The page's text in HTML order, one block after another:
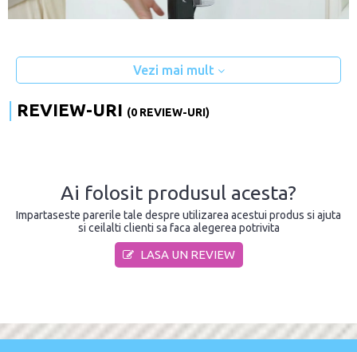
Vezi mai mult
REVIEW-URI (0 REVIEW-URI)
Ai folosit produsul acesta?
Impartaseste parerile tale despre utilizarea acestui produs si ajuta
si ceilalti clienti sa faca alegerea potrivita
LASA UN REVIEW